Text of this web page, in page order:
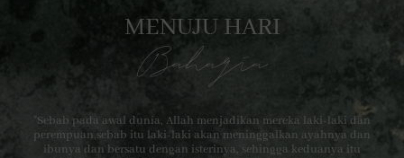
MENUJU HARI
Bahagia
"Sebab pada awal dunia, Allah menjadikan mereka laki-laki dan
perempuan,sebab itu laki-laki akan meninggalkan ayahnya dan
ibunya dan bersatu dengan isterinya, sehingga keduanya itu